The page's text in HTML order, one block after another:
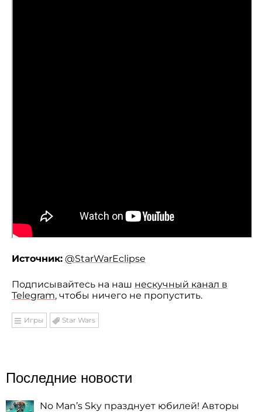
Источник: @StarWarEclipse
Подписывайтесь на наш нескучный канал в
Telegram, чтобы ничего не пропустить.
Игры Star Wars
Последние новости
No Man’s Sky празднует юбилей! Авторы